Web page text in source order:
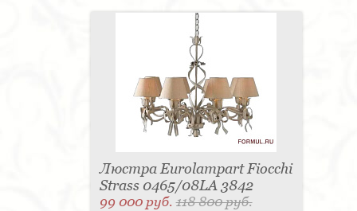
Люстра Eurolampart Fiocchi
Strass 0465/08LA 3842
99 000 руб.118 800 руб.